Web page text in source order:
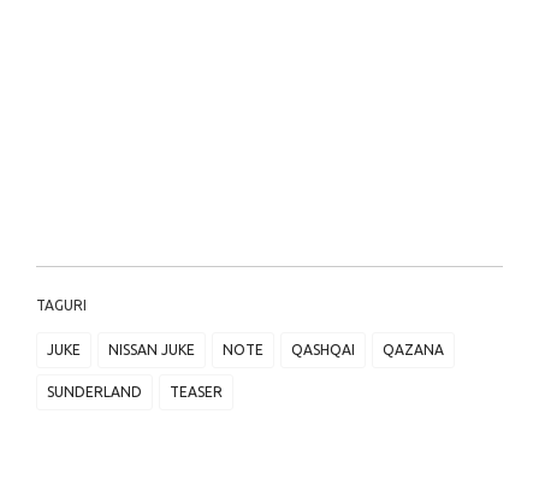
TAGURI
JUKE NISSAN JUKE NOTE QASHQAI QAZANA
SUNDERLAND TEASER